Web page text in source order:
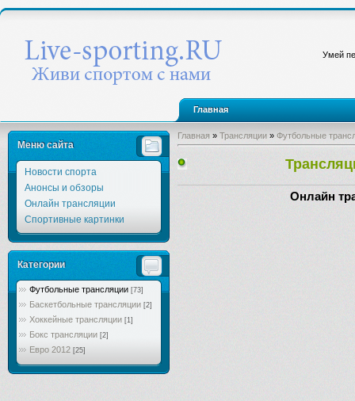
Умей
Главная
Меню сайта
Новости спорта
Анонсы и обзоры
Онлайн трансляции
Спортивные картинки
Категории
Футбольные трансляции [73]
Баскетбольные трансляции [2]
Хоккейные трансляции [1]
Бокс трансляции [2]
Евро 2012 [25]
Главная » Трансляции » Футбольные
Онлайн